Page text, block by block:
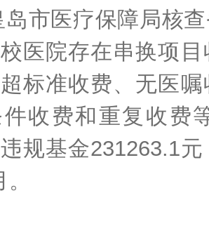
岛市医疗保障局核
医院存在串换项
标准收费、无医
收费和重复收费
规基金231263.1